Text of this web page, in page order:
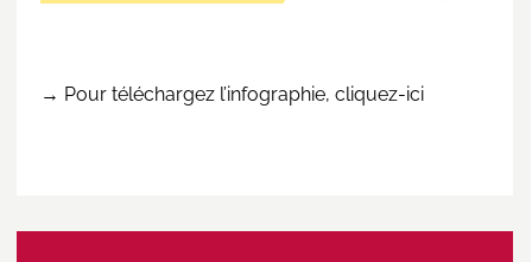
→ Pour téléchargez l’infographie, cliquez-ici